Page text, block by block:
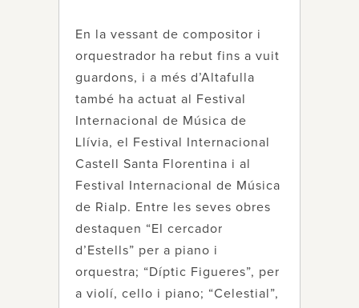
En la vessant de compositor i
orquestrador ha rebut fins a vuit
guardons, i a més d’Altafulla
també ha actuat al Festival
Internacional de Música de
Llívia, el Festival Internacional
Castell Santa Florentina i al
Festival Internacional de Música
de Rialp. Entre les seves obres
destaquen “El cercador
d’Estells” per a piano i
orquestra; “Díptic Figueres”, per
a violí, cello i piano; “Celestial”,